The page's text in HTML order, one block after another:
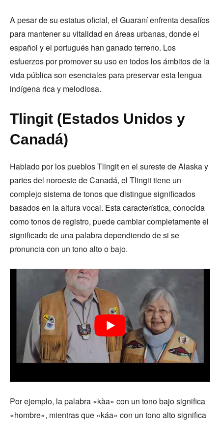
A pesar de su estatus oficial, el Guaraní enfrenta desafíos
para mantener su vitalidad en áreas urbanas, donde el
español y el portugués han ganado terreno. Los
esfuerzos por promover su uso en todos los ámbitos de la
vida pública son esenciales para preservar esta lengua
indígena rica y melodiosa.
Tlingit (Estados Unidos y
Canadá)
Hablado por los pueblos Tlingit en el sureste de Alaska y
partes del noroeste de Canadá, el Tlingit tiene un
complejo sistema de tonos que distingue significados
basados en la altura vocal. Esta característica, conocida
como tonos de registro, puede cambiar completamente el
significado de una palabra dependiendo de si se
pronuncia con un tono alto o bajo.
Por ejemplo, la palabra «kàa» con un tono bajo significa
«hombre», mientras que «káa» con un tono alto significa